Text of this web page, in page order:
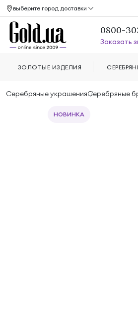
Серебряные украшенияСеребряные
НОВИНКА
выберите город доставки
0800-
Заказать
ЗОЛОТЫЕ ИЗДЕЛИЯ